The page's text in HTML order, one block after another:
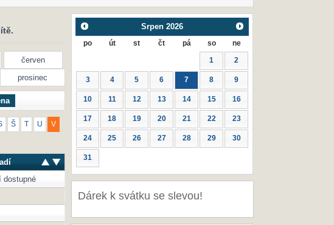
červen
prosinec
Š U V
dostupné
Srpen 2026
po út st čt pá so ne
1 2
3 4 5 6 7 8 9
10 11 12 13 14 15 16
17 18 19 20 21 22 23
24 25 26 27 28 29 30
31
Dárek k svátku se slevou!